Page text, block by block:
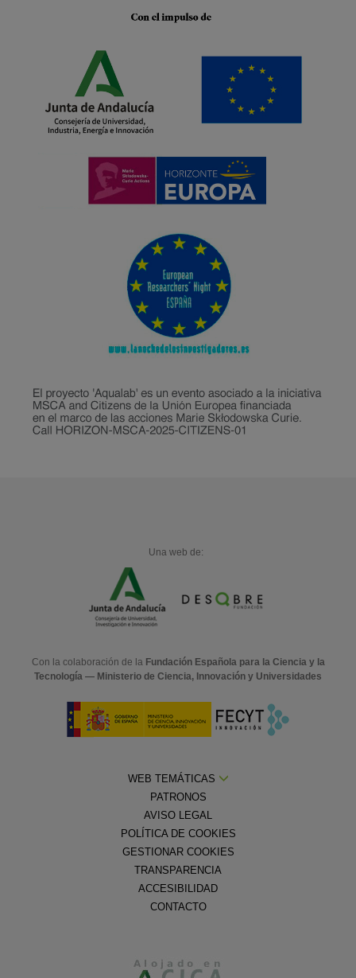
Una web de:
Con la colaboración de la Fundación Española para la Ciencia y la
Tecnología — Ministerio de Ciencia, Innovación y Universidades
WEB TEMÁTICAS
PATRONOS
AVISO LEGAL
POLÍTICA DE COOKIES
GESTIONAR COOKIES
TRANSPARENCIA
ACCESIBILIDAD
CONTACTO